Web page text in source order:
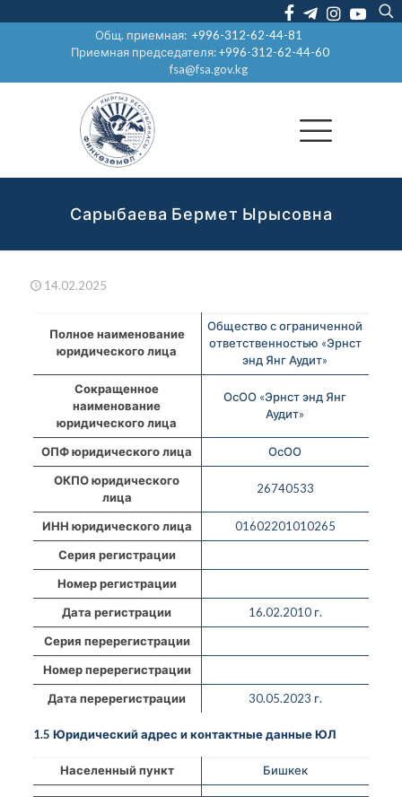
Общ. приемная:+996-312-62-44-81
Приемная председателя:+996-312-62-44-60
fsa@fsa.gov.kg
Сарыбаева Бермет Ырысовна
14.02.2025
Полное наименование
юридического лица
Общество с ограниченной
ответственностью «Эрнст
энд Янг Аудит»
Сокращенное
наименование
юридического лица
ОсОО «Эрнст энд Янг
Аудит»
ОПФ юридического лица
ОсОО
ОКПО юридического
лица
26740533
ИНН юридического лица
01602201010265
Серия регистрации
Номер регистрации
Дата регистрации
16.02.2010 г.
Серия перерегистрации
Номер перерегистрации
Дата перерегистрации
30.05.2023 г.
1.5 Юридический адрес и контактные данные ЮЛ
Населенный пункт Бишкек